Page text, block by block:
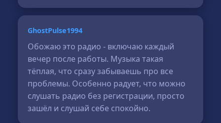
GhostPulse1994
Обожаю это радио - включаю каждый
вечер после работы. Музыка такая
тёплая, что сразу забываешь про все
проблемы. Особенно радует, что можно
слушать радио без регистрации, просто
зашёл и слушай себе спокойно.